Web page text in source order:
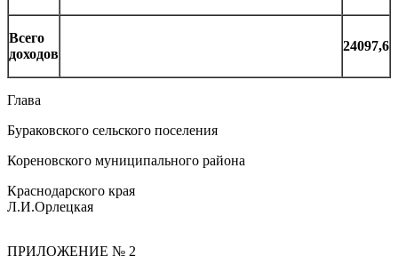
Всего
доходов
24097,6
Глава
Бураковского сельского поселения
Кореновского муниципального района
Краснодарского края
Л.И.Орлецкая
ПРИЛОЖЕНИЕ № 2